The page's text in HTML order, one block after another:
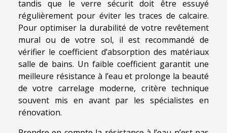
tandis que le verre sécurit doit être essuyé
régulièrement pour éviter les traces de calcaire.
Pour optimiser la durabilité de votre revêtement
mural ou de votre sol, il est recommandé de
vérifier le coefficient d’absorption des matériaux
salle de bains. Un faible coefficient garantit une
meilleure résistance à l’eau et prolonge la beauté
de votre carrelage moderne, critère technique
souvent mis en avant par les spécialistes en
rénovation.